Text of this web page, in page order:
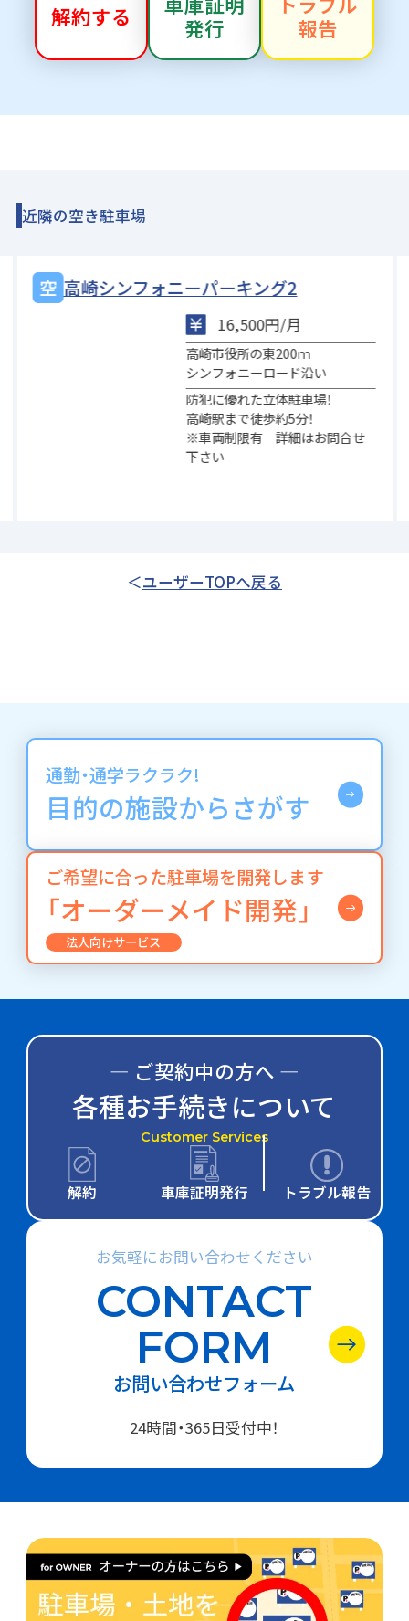
解約する
発行
報告
近隣の空き駐車場
高崎シンフォニーパーキング2
16,500円/月
高崎市役所の東200ｍ
シンフォニーロード沿い
防犯に優れた立体駐車場！
高崎駅まで徒歩約5分！
※車両制限有 詳細はお問合せ
下さい
ユーザーTOPへ戻る
通勤・通学ラクラク!
目的の施設からさがす
ご希望に合った駐車場を開発します
「オーダーメイド開発」
法人向けサービス
― ご契約中の方へ ―
各種お手続きについて
Customer Services
解約 車庫証明発行 トラブル報告
お気軽にお問い合わせください
CONTACT
FORM
お問い合わせフォーム
24時間・365日受付中！